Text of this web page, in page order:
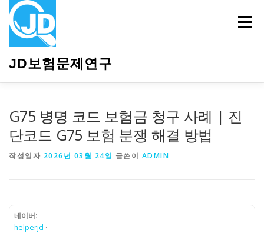
JD보험문제연구
메뉴
G75 병명 코드 보험금 청구 사례 | 진
단코드 G75 보험 분쟁 해결 방법
작성일자 2026년 03월 24일 글쓴이 ADMIN
네이버:
helperjd ·